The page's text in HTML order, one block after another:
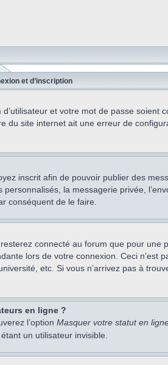
et d’inscription
et votre mot de passe soient
site internet ait une erreur de
inscrit afin de pouvoir publier des
la messagerie privée,
conséquent de le faire.
connecté au forum que pour une
lors de votre connexion. Ceci n’est
etc. Si vous n’arrivez pas à
en ligne ?
l’option Masquer votre statut en
un utilisateur invisible.